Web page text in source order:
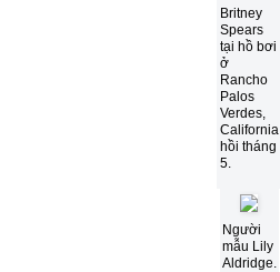
Britney
Spears
tại hồ bơi
ở
Rancho
Palos
Verdes,
California
hồi tháng
5.
Người
mẫu Lily
Aldridge.